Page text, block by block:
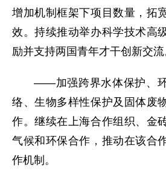
增加机制框架下项目数量，拓
效。持续推动举办科学技术高
励并支持两国青年才干创新交流
——加强跨界水体保护、
络、生物多样性保护及固体废
作。继续在上海合作组织、金
气候和环保合作，推动在该合
作机制。